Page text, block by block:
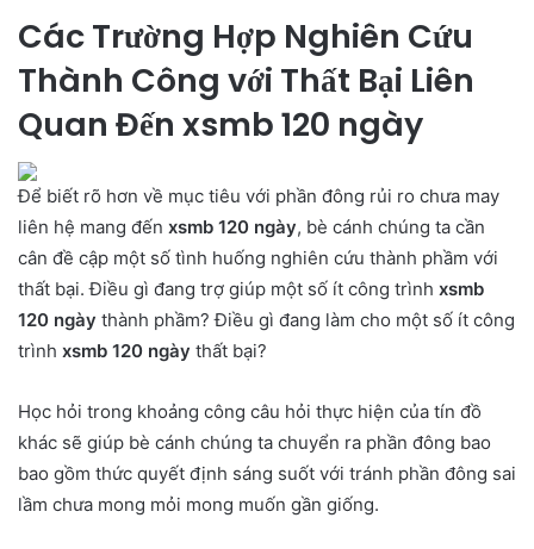
Các Trường Hợp Nghiên Cứu
Thành Công với Thất Bại Liên
Quan Đến xsmb 120 ngày
Để biết rõ hơn về mục tiêu với phần đông rủi ro chưa may
liên hệ mang đến xsmb 120 ngày, bè cánh chúng ta cần
cân đề cập một số tình huống nghiên cứu thành phầm với
thất bại. Điều gì đang trợ giúp một số ít công trình xsmb
120 ngày thành phầm? Điều gì đang làm cho một số ít công
trình xsmb 120 ngày thất bại?
Học hỏi trong khoảng công câu hỏi thực hiện của tín đồ
khác sẽ giúp bè cánh chúng ta chuyển ra phần đông bao
bao gồm thức quyết định sáng suốt với tránh phần đông sai
lầm chưa mong mỏi mong muốn gần giống.